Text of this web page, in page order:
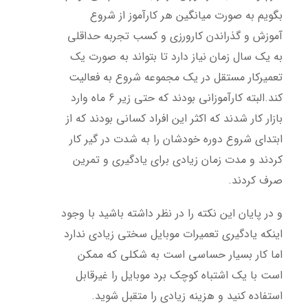
بگویم به صورت میانگین هر کارآموز از شروع
آموزش و گذراندن کارورزی و کسب تجربه حداقلی
به یک سال زمان نیاز دارد تا بتواند به صورت یک
تعمیرکار مستقل در یک مجموعه شروع به فعالیت
کند.البته کارآموزانی بودند که حتی زیر 6 ماه وارد
بازار کار شدند که اکثر این افراد کسانی بودند که از
ابتدای شروع دوره خودشان را به شدت در گیر کار
کردند و مدت زمان زیادی برای یادگیری و تمرین
صرف کردند.
و در پایان این نکته را در نظر داشته باشید با وجود
اینکه یادگیری تعمیرات موبایل سختی زیادی ندارد
اما کار بسیار حساسی است به شکلی که ممکن
است با یک اشتباه کوچک برد موبایل را غیرقابل
استفاده کنید و هزینه زیادی را متقبل شوید.